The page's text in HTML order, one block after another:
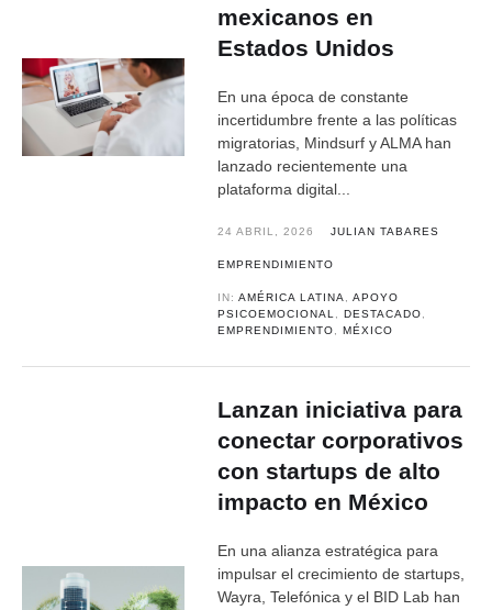
mexicanos en
Estados Unidos
En una época de constante
incertidumbre frente a las políticas
migratorias, Mindsurf y ALMA han
lanzado recientemente una
plataforma digital...
24 ABRIL, 2026 JULIAN TABARES
EMPRENDIMIENTO
IN:AMÉRICA LATINA ,APOYO
PSICOEMOCIONAL
,DESTACADO
EMPRENDIMIENTO
,MÉXICO
Lanzan iniciativa para
conectar corporativos
con startups de alto
impacto en México
En una alianza estratégica para
impulsar el crecimiento de startups,
Wayra, Telefónica y el BID Lab han